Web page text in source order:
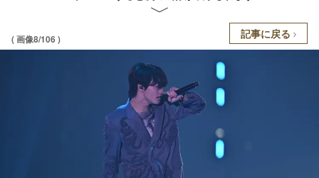
( 画像8/106 ) 記事に戻る